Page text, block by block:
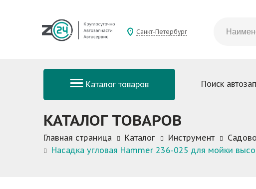
Санкт-Петербург
Каталог товаров Поиск
КАТАЛОГ ТОВАРОВ
Главная страница Каталог Инструмент
Насадка угловая Hammer 236-025 для мойки